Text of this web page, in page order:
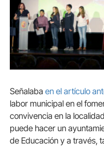
Señalaba en el artículo
labor municipal en el
convivencia en la
puede hacer un
de Educación y a través,